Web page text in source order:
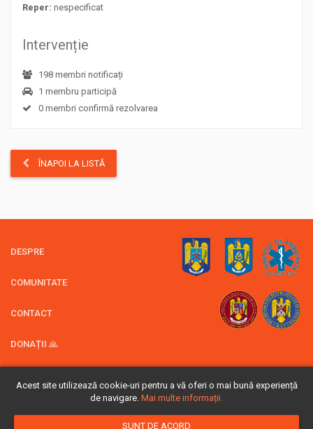
Reper: nespecificat
Intervenție
198 membri notificați
1 membru participă
0 membri confirmă rezolvarea
ÎNAPOI LA LISTĂ
DESPRE
COMUNITATE
CONTACT
DONAȚII 🙏
© 2026 Rescue 4x4 -ASV4x4
Politica Cookie
Acest site utilizează cookie-uri pentru a vă oferi o mai bună experiență
de navigare. Mai multe informații.
SUNT DE ACORD